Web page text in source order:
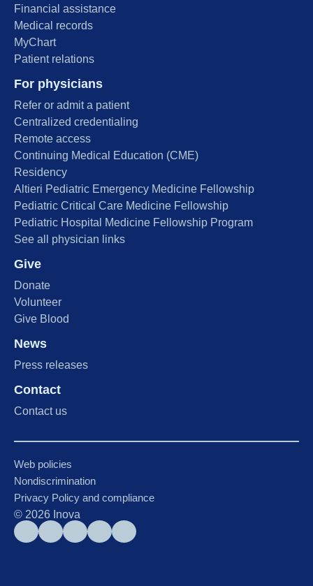
Financial assistance
Medical records
MyChart
Patient relations
For physicians
Refer or admit a patient
Centralized credentialing
Remote access
Continuing Medical Education (CME)
Residency
Altieri Pediatric Emergency Medicine Fellowship
Pediatric Critical Care Medicine Fellowship
Pediatric Hospital Medicine Fellowship Program
See all physician links
Give
Donate
Volunteer
Give Blood
News
Press releases
Contact
Contact us
Web policies
Nondiscrimination
Privacy Policy and compliance
© 2026 Inova